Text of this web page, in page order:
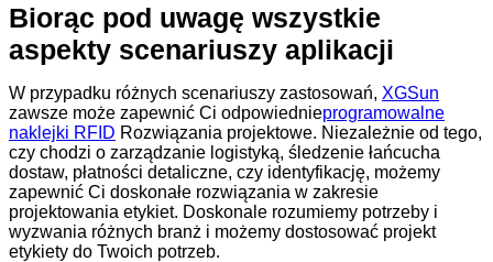
Biorąc pod uwagę wszystkie
aspekty scenariuszy aplikacji
W przypadku różnych scenariuszy zastosowań, XGSun
zawsze może zapewnić Ci odpowiednieprogramowalne
naklejki RFID Rozwiązania projektowe. Niezależnie od tego,
czy chodzi o zarządzanie logistyką, śledzenie łańcucha
dostaw, płatności detaliczne, czy identyfikację, możemy
zapewnić Ci doskonałe rozwiązania w zakresie
projektowania etykiet. Doskonale rozumiemy potrzeby i
wyzwania różnych branż i możemy dostosować projekt
etykiety do Twoich potrzeb.